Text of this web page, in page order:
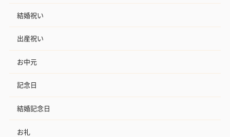
結婚祝い
出産祝い
お中元
記念日
結婚記念日
お礼